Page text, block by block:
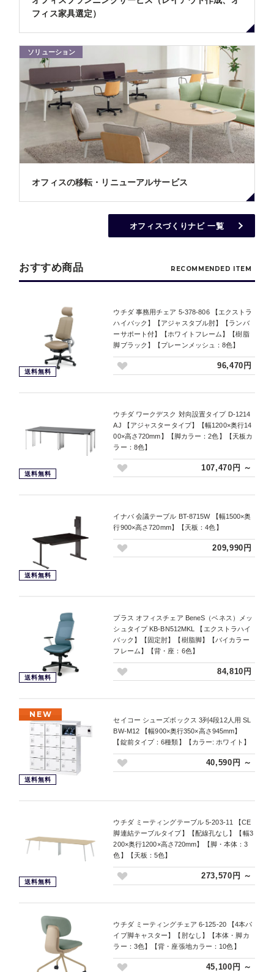
フィス家具選定）
ソリューション
オフィスの移転・リニューアルサービス
オフィスづくりナビ 一覧
おすすめ商品 RECOMMENDED ITEM
送料無料
ウチダ 事務用チェア 5-378-806 【エクストラ
ハイバック】【アジャスタブル肘】【ランバ
ーサポート付】【ホワイトフレーム】【樹脂
脚ブラック】【プレーンメッシュ：8色】
96,470円
送料無料
ウチダ ワークデスク 対向設置タイプ D-1214
AJ 【アジャスタータイプ】【幅1200×奥行14
00×高さ720mm】【脚カラー：2色】【天板カ
ラー：8色】
107,470円 ～
送料無料
イナバ 会議テーブル BT-8715W 【幅1500×奥
行900×高さ720mm】【天板：4色】
209,990円
送料無料
プラス オフィスチェア BeneS（ベネス）メッ
シュタイプ KB-BN512MKL 【エクストラハイ
バック】【固定肘】【樹脂脚】【バイカラー
フレーム】【背・座：6色】
84,810円
NEW
送料無料
セイコー シューズボックス 3列4段12人用 SL
BW-M12 【幅900×奥行350×高さ945mm】
【錠前タイプ：6種類】【カラー: ホワイト】
40,590円 ～
送料無料
ウチダ ミーティングテーブル 5-203-11 【CE
脚連結テーブルタイプ】【配線孔なし】【幅3
200×奥行1200×高さ720mm】【脚・本体：3
色】【天板：5色】
273,570円 ～
ウチダ ミーティングチェア 6-125-20 【4本パ
イプ脚キャスター】【肘なし】【本体・脚カ
ラー：3色】【背・座張地カラー：10色】
45,100円 ～